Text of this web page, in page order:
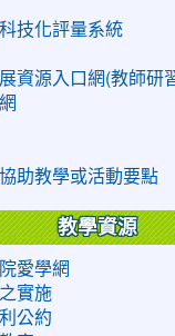
技化評量系統
資源入口網(教師研
助教學或活動要點
教學資源
愛學網
實施
公約